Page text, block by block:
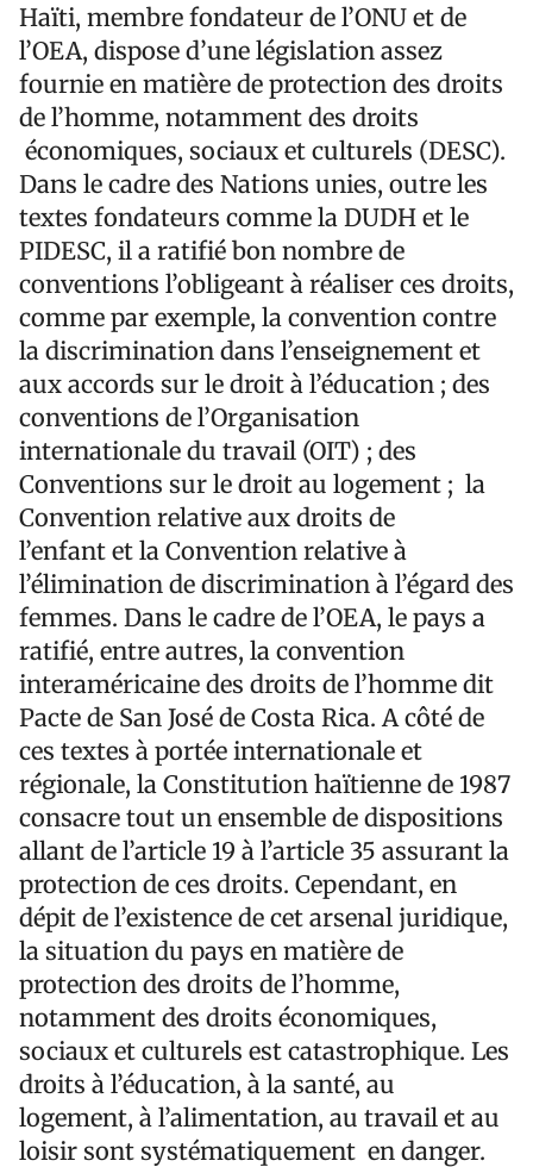
Haïti, membre fondateur de l’ONU et de
l’OEA, dispose d’une législation assez
fournie en matière de protection des droits
de l’homme, notamment des droits
économiques, sociaux et culturels (DESC).
Dans le cadre des Nations unies, outre les
textes fondateurs comme la DUDH et le
PIDESC, il a ratifié bon nombre de
conventions l’obligeant à réaliser ces droits,
comme par exemple, la convention contre
la discrimination dans l’enseignement et
aux accords sur le droit à l’éducation ; des
conventions de l’Organisation
internationale du travail (OIT) ; des
Conventions sur le droit au logement ; la
Convention relative aux droits de
l’enfant et la Convention relative à
l’élimination de discrimination à l’égard des
femmes. Dans le cadre de l’OEA, le pays a
ratifié, entre autres, la convention
interaméricaine des droits de l’homme dit
Pacte de San José de Costa Rica. A côté de
ces textes à portée internationale et
régionale, la Constitution haïtienne de 1987
consacre tout un ensemble de dispositions
allant de l’article 19 à l’article 35 assurant la
protection de ces droits. Cependant, en
dépit de l’existence de cet arsenal juridique,
la situation du pays en matière de
protection des droits de l’homme,
notamment des droits économiques,
sociaux et culturels est catastrophique. Les
droits à l’éducation, à la santé, au
logement, à l’alimentation, au travail et au
loisir sont systématiquement en danger.